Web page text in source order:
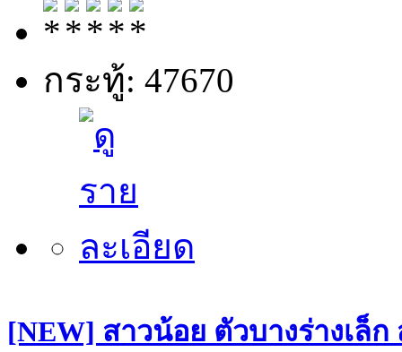
กระทู้: 47670
[NEW] สาวน้อย ตัวบางร่างเล็